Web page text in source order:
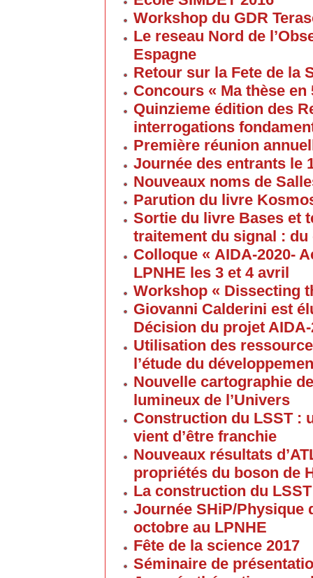
Workshop du GDR
Le reseau Nord de
Espagne
Retour sur la Fete de la
Concours « Ma thèse
Quinzieme édition des
interrogations
Première réunion
Journée des entrants le
Nouveaux noms de
Parution du livre
Sortie du livre Bases et
traitement du signal :
Colloque « AIDA-2020-
LPNHE les 3 et 4 avril
Workshop « Dissecting
Giovanni Calderini est
Décision du projet AIDA-
Utilisation des
l’étude du
Nouvelle cartographie
lumineux de l’Univers
Construction du LSST :
vient d’être franchie
Nouveaux résultats
propriétés du boson de
La construction du
Journée SHiP/Physique
octobre au LPNHE
Fête de la science 2017
Séminaire de